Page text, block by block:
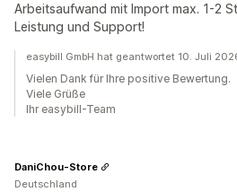
Arbeitsaufwand mit Import max. 1-2
Leistung und Support!
easybill GmbH hat geantwortet 10. Juli
Vielen Dank für Ihre positive Bewertung.
Viele Grüße
Ihr easybill-Team
DaniChou-Store
Deutschland